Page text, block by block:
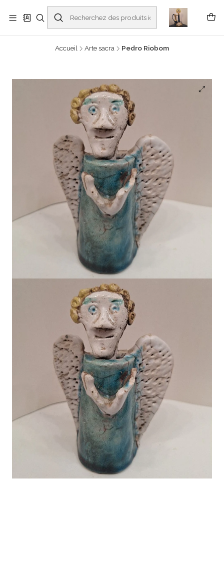
Buscantiguidades - Leilões. Colecionismo e antiguidades em Viana do
Castelo -
En savoir plus
Accueil Arte sacra Pedro Riobom